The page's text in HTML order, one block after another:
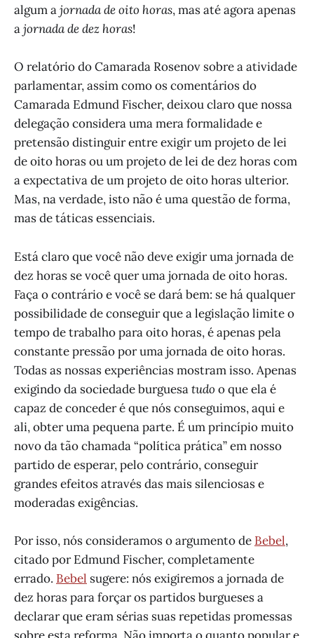
algum ajornada de oito horas, mas até agora apenas
ajornada de dez horas!
O relatório do Camarada Rosenov sobre a atividade
parlamentar, assim como os comentários do
Camarada Edmund Fischer, deixou claro que nossa
delegação considera uma mera formalidade e
pretensão distinguir entre exigir um projeto de lei
de oito horas ou um projeto de lei de dez horas com
a expectativa de um projeto de oito horas ulterior.
Mas, na verdade, isto não é uma questão de forma,
mas de táticas essenciais.
Está claro que você não deve exigir uma jornada de
dez horas se você quer uma jornada de oito horas.
Faça o contrário e você se dará bem: se há qualquer
possibilidade de conseguir que a legislação limite o
tempo de trabalho para oito horas, é apenas pela
constante pressão por uma jornada de oito horas.
Todas as nossas experiências mostram isso. Apenas
exigindo da sociedade burguesatudo o que ela é
capaz de conceder é que nós conseguimos, aqui e
ali, obter uma pequena parte. É um princípio muito
novo da tão chamada “política prática” em nosso
partido de esperar, pelo contrário, conseguir
grandes efeitos através das mais silenciosas e
moderadas exigências.
Por isso, nós consideramos o argumento de Bebel,
citado por Edmund Fischer, completamente
errado. Bebel sugere: nós exigiremos a jornada de
dez horas para forçar os partidos burgueses a
declarar que eram sérias suas repetidas promessas